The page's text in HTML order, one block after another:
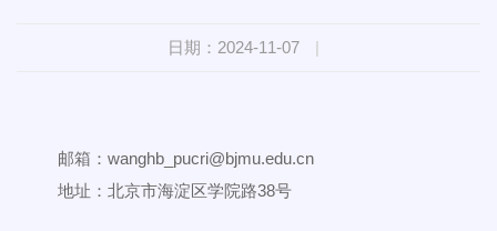
日期：2024-11-07 |
邮箱：wanghb_pucri@bjmu.edu.cn
地址：北京市海淀区学院路38号